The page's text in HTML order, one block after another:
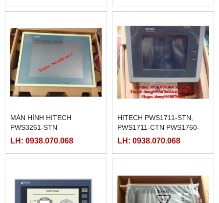
MÀN HÌNH HITECH
PWS3261-STN
LH: 0938.070.068
HITECH PWS1711-STN,
PWS1711-CTN PWS1760-
STN, PWS1760-CTN,
LH: 0938.070.068